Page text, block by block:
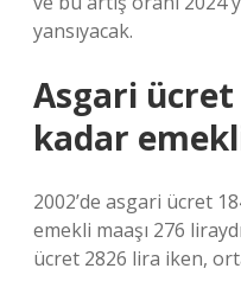
yansıyacak.
Asgari
kadar
2002’de asgari ücret
emekli maaşı 276
ücret 2826 lira iken,